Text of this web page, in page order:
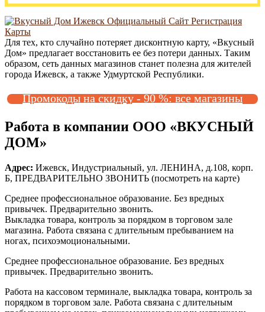
Для тех, кто случайно потеряет дисконтную карту, «Вкусный
Дом» предлагает восстановить ее без потери данных. Таким
образом, сеть данных магазинов станет полезна для жителей
города Ижевск, а также Удмуртской Республики.
Промокоды на скидку - 90 %: все магазины
Работа в компании ООО «ВКУСНЫЙ
ДОМ»
Адрес: Ижевск, Индустриальный, ул. ЛЕНИНА, д.108, корп.
Б, ПРЕДВАРИТЕЛЬНО ЗВОНИТЬ (посмотреть на карте)
Среднее профессиональное образование. Без вредных
привычек. Предварительно звонить.
Выкладка товара, контроль за порядком в торговом зале
магазина. Работа связана с длительным пребыванием на
ногах, психоэмоциональными.
Среднее профессиональное образование. Без вредных
привычек. Предварительно звонить.
Работа на кассовом терминале, выкладка товара, контроль за
порядком в торговом зале. Работа связана с длительным